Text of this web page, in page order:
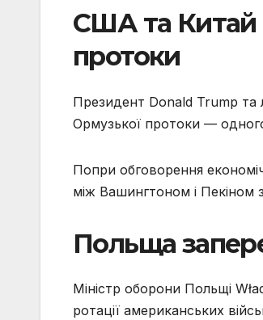
США та Китай
протоки
Президент Donald Trump та
Ормузької протоки —
Попри обговорення
між Вашингтоном і Пекіном
Польща
Міністр оборони Польщі
ротації американських